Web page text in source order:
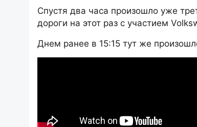
Спустя два часа произошло уже
дороги на этот раз с участием
Днем ранее в 15:15 тут же